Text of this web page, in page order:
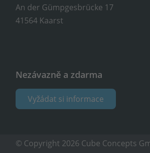
An der Gümpgesbrücke 17
41564 Kaarst
Nezávazně a zdarma
Vyžádat si informace
© Copyright 2026 Cube Concepts